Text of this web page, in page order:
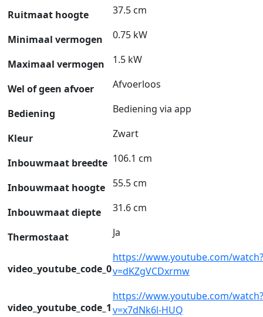
Ruitmaat hoogte 37.5 cm
Minimaal vermogen 0.75 kW
Maximaal vermogen 1.5 kW
Wel of geen afvoer Afvoerloos
Bediening Bediening via app
Kleur Zwart
Inbouwmaat breedte 106.1 cm
Inbouwmaat hoogte 55.5 cm
Inbouwmaat diepte 31.6 cm
Thermostaat Ja
video_youtube_code_0
https://www.youtube.com/watch?
v=dKZgVCDxrmw
video_youtube_code_1
https://www.youtube.com/watch?
v=x7dNk6l-HUQ